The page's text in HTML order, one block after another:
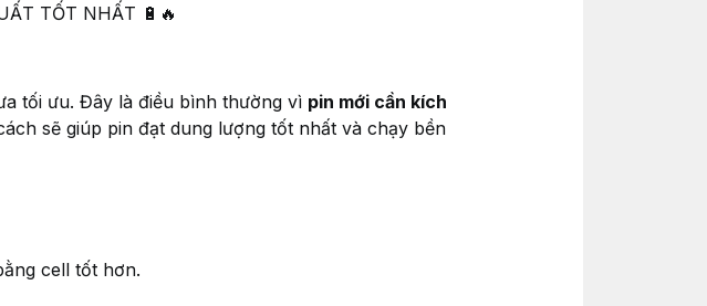
TỐT NHẤT 🔋🔥
tối ưu. Đây là điều bình thường vì pin mới cần kích
sẽ giúp pin đạt dung lượng tốt nhất và chạy bền
cell tốt hơn.